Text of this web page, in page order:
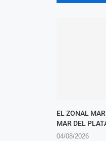
EL ZONAL
MAR DEL
04/08/2026